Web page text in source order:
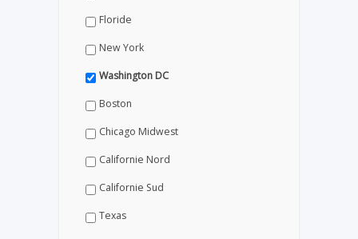
Floride
New York
Washington DC
Boston
Chicago Midwest
Californie Nord
Californie Sud
Texas